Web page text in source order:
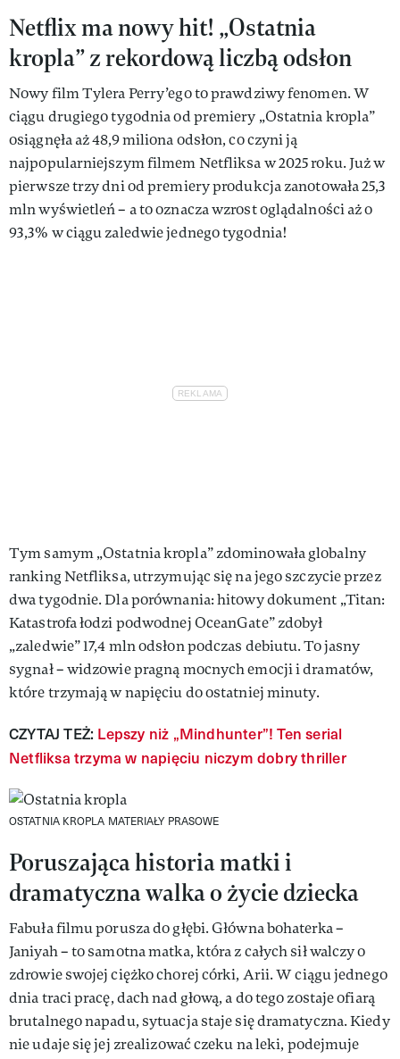
Netflix ma nowy hit! „Ostatnia
kropla” z rekordową liczbą odsłon
Nowy film Tylera Perry’ego to prawdziwy fenomen. W
ciągu drugiego tygodnia od premiery „Ostatnia kropla”
osiągnęła aż 48,9 miliona odsłon, co czyni ją
najpopularniejszym filmem Netfliksa w 2025 roku. Już w
pierwsze trzy dni od premiery produkcja zanotowała 25,3
mln wyświetleń – a to oznacza wzrost oglądalności aż o
93,3% w ciągu zaledwie jednego tygodnia!
Tym samym „Ostatnia kropla” zdominowała globalny
ranking Netfliksa, utrzymując się na jego szczycie przez
dwa tygodnie. Dla porównania: hitowy dokument „Titan:
Katastrofa łodzi podwodnej OceanGate” zdobył
„zaledwie” 17,4 mln odsłon podczas debiutu. To jasny
sygnał – widzowie pragną mocnych emocji i dramatów,
które trzymają w napięciu do ostatniej minuty.
CZYTAJ TEŻ: Lepszy niż „Mindhunter”! Ten serial
Netfliksa trzyma w napięciu niczym dobry thriller
OSTATNIA KROPLA MATERIAŁY PRASOWE
Poruszająca historia matki i
dramatyczna walka o życie dziecka
Fabuła filmu porusza do głębi. Główna bohaterka –
Janiyah – to samotna matka, która z całych sił walczy o
zdrowie swojej ciężko chorej córki, Arii. W ciągu jednego
dnia traci pracę, dach nad głową, a do tego zostaje ofiarą
brutalnego napadu, sytuacja staje się dramatyczna. Kiedy
nie udaje się jej zrealizować czeku na leki, podejmuje